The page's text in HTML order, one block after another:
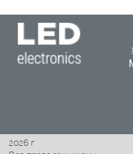
2026 г